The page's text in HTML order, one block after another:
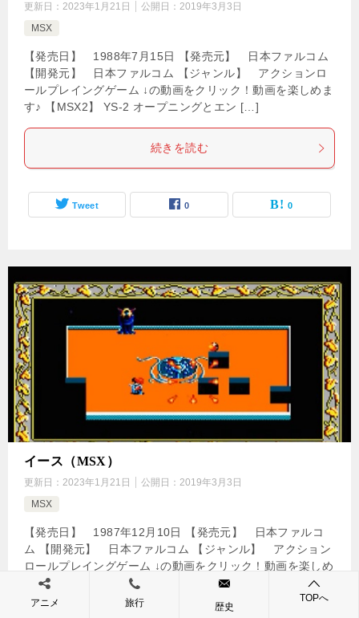
更新日： 2023年1月21日 公開日： 2019年3月3日
MSX
【発売日】 1988年7月15日 【発売元】 日本ファルコム
【開発元】 日本ファルコム 【ジャンル】 アクションロ
ールプレイングゲーム ↓の動画をクリック！動画を楽しめま
す♪ 【MSX2】 YS-2 オープニングとエン […]
続きを読む
Tweet 0 0
イース（MSX）
更新日： 2023年1月21日 公開日： 2019年3月3日
MSX
【発売日】 1987年12月10日 【発売元】 日本ファルコ
ム 【開発元】 日本ファルコム 【ジャンル】 アクション
ロールプレイングゲーム ↓の動画をクリック！動画を楽しめ
ます♪ 【MSX2】 YS OPとEDとｵﾏｹ […]
アニメ 旅行 歴史
TOPへ